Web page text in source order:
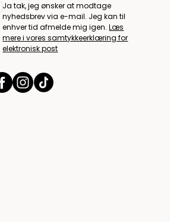
Ja tak, jeg ønsker at modtage
nyhedsbrev via e-mail. Jeg kan til
enhver tid afmelde mig igen.Læs
mere i vores samtykkeerklæring for
elektronisk post